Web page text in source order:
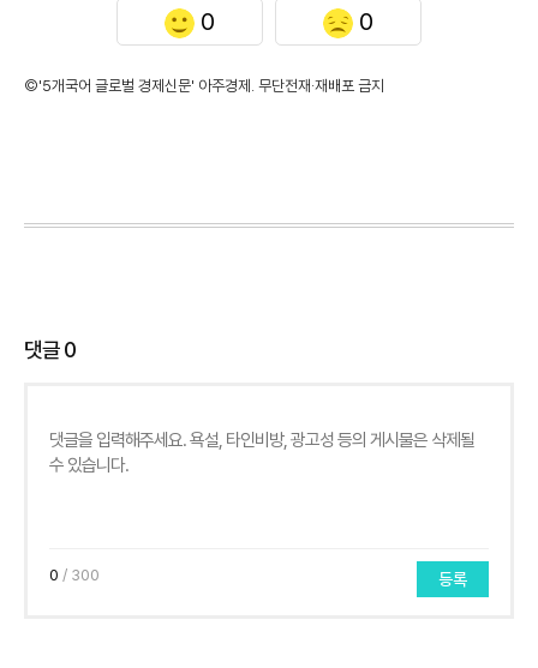
0 0
©'5개국어 글로벌 경제신문' 아주경제. 무단전재·재배포 금지
댓글0
0 / 300 등록